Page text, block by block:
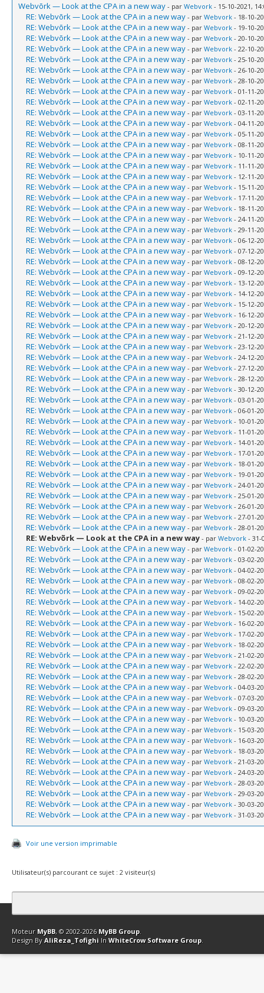
Webvõrk — Look at the CPA in a new way - par Webvork - 15-10-2021,
RE: Webvõrk — Look at the CPA in a new way - par Webvork - 18-10-
RE: Webvõrk — Look at the CPA in a new way - par Webvork - 19-10-
RE: Webvõrk — Look at the CPA in a new way - par Webvork - 20-10-
RE: Webvõrk — Look at the CPA in a new way - par Webvork - 22-10-
RE: Webvõrk — Look at the CPA in a new way - par Webvork - 25-10-
RE: Webvõrk — Look at the CPA in a new way - par Webvork - 26-10-
RE: Webvõrk — Look at the CPA in a new way - par Webvork - 28-10-
RE: Webvõrk — Look at the CPA in a new way - par Webvork - 01-11-
RE: Webvõrk — Look at the CPA in a new way - par Webvork - 02-11-
RE: Webvõrk — Look at the CPA in a new way - par Webvork - 03-11-
RE: Webvõrk — Look at the CPA in a new way - par Webvork - 04-11-
RE: Webvõrk — Look at the CPA in a new way - par Webvork - 05-11-
RE: Webvõrk — Look at the CPA in a new way - par Webvork - 08-11-
RE: Webvõrk — Look at the CPA in a new way - par Webvork - 10-11-
RE: Webvõrk — Look at the CPA in a new way - par Webvork - 11-11-
RE: Webvõrk — Look at the CPA in a new way - par Webvork - 12-11-
RE: Webvõrk — Look at the CPA in a new way - par Webvork - 15-11-
RE: Webvõrk — Look at the CPA in a new way - par Webvork - 17-11-
RE: Webvõrk — Look at the CPA in a new way - par Webvork - 18-11-
RE: Webvõrk — Look at the CPA in a new way - par Webvork - 24-11-
RE: Webvõrk — Look at the CPA in a new way - par Webvork - 29-11-
RE: Webvõrk — Look at the CPA in a new way - par Webvork - 06-12-
RE: Webvõrk — Look at the CPA in a new way - par Webvork - 07-12-
RE: Webvõrk — Look at the CPA in a new way - par Webvork - 08-12-
RE: Webvõrk — Look at the CPA in a new way - par Webvork - 09-12-
RE: Webvõrk — Look at the CPA in a new way - par Webvork - 13-12-
RE: Webvõrk — Look at the CPA in a new way - par Webvork - 14-12-
RE: Webvõrk — Look at the CPA in a new way - par Webvork - 15-12-
RE: Webvõrk — Look at the CPA in a new way - par Webvork - 16-12-
RE: Webvõrk — Look at the CPA in a new way - par Webvork - 20-12-
RE: Webvõrk — Look at the CPA in a new way - par Webvork - 21-12-
RE: Webvõrk — Look at the CPA in a new way - par Webvork - 23-12-
RE: Webvõrk — Look at the CPA in a new way - par Webvork - 24-12-
RE: Webvõrk — Look at the CPA in a new way - par Webvork - 27-12-
RE: Webvõrk — Look at the CPA in a new way - par Webvork - 28-12-
RE: Webvõrk — Look at the CPA in a new way - par Webvork - 30-12-
RE: Webvõrk — Look at the CPA in a new way - par Webvork - 03-01-
RE: Webvõrk — Look at the CPA in a new way - par Webvork - 06-01-
RE: Webvõrk — Look at the CPA in a new way - par Webvork - 10-01-
RE: Webvõrk — Look at the CPA in a new way - par Webvork - 11-01-
RE: Webvõrk — Look at the CPA in a new way - par Webvork - 14-01-
RE: Webvõrk — Look at the CPA in a new way - par Webvork - 17-01-
RE: Webvõrk — Look at the CPA in a new way - par Webvork - 18-01-
RE: Webvõrk — Look at the CPA in a new way - par Webvork - 19-01-
RE: Webvõrk — Look at the CPA in a new way - par Webvork - 24-01-
RE: Webvõrk — Look at the CPA in a new way - par Webvork - 25-01-
RE: Webvõrk — Look at the CPA in a new way - par Webvork - 26-01-
RE: Webvõrk — Look at the CPA in a new way - par Webvork - 27-01-
RE: Webvõrk — Look at the CPA in a new way - par Webvork - 28-01-
RE: Webvõrk — Look at the CPA in a new way - par Webvork - 31-
RE: Webvõrk — Look at the CPA in a new way - par Webvork - 01-02-
RE: Webvõrk — Look at the CPA in a new way - par Webvork - 03-02-
RE: Webvõrk — Look at the CPA in a new way - par Webvork - 04-02-
RE: Webvõrk — Look at the CPA in a new way - par Webvork - 08-02-
RE: Webvõrk — Look at the CPA in a new way - par Webvork - 09-02-
RE: Webvõrk — Look at the CPA in a new way - par Webvork - 14-02-
RE: Webvõrk — Look at the CPA in a new way - par Webvork - 15-02-
RE: Webvõrk — Look at the CPA in a new way - par Webvork - 16-02-
RE: Webvõrk — Look at the CPA in a new way - par Webvork - 17-02-
RE: Webvõrk — Look at the CPA in a new way - par Webvork - 18-02-
RE: Webvõrk — Look at the CPA in a new way - par Webvork - 21-02-
RE: Webvõrk — Look at the CPA in a new way - par Webvork - 22-02-
RE: Webvõrk — Look at the CPA in a new way - par Webvork - 28-02-
RE: Webvõrk — Look at the CPA in a new way - par Webvork - 04-03-
RE: Webvõrk — Look at the CPA in a new way - par Webvork - 07-03-
RE: Webvõrk — Look at the CPA in a new way - par Webvork - 09-03-
RE: Webvõrk — Look at the CPA in a new way - par Webvork - 10-03-
RE: Webvõrk — Look at the CPA in a new way - par Webvork - 15-03-
RE: Webvõrk — Look at the CPA in a new way - par Webvork - 16-03-
RE: Webvõrk — Look at the CPA in a new way - par Webvork - 18-03-
RE: Webvõrk — Look at the CPA in a new way - par Webvork - 21-03-
RE: Webvõrk — Look at the CPA in a new way - par Webvork - 24-03-
RE: Webvõrk — Look at the CPA in a new way - par Webvork - 28-03-
RE: Webvõrk — Look at the CPA in a new way - par Webvork - 29-03-
RE: Webvõrk — Look at the CPA in a new way - par Webvork - 30-03-
RE: Webvõrk — Look at the CPA in a new way - par Webvork - 31-03-
Voir une version imprimable
Utilisateur(s) parcourant ce sujet : 2 visiteur(s)
Contact Club Affiliation Retourner en haut Version bas-débit
Moteur MyBB, © 2002-2026 MyBB Group.
Design By AliReza_Tofighi In WhiteCrow Software Group.